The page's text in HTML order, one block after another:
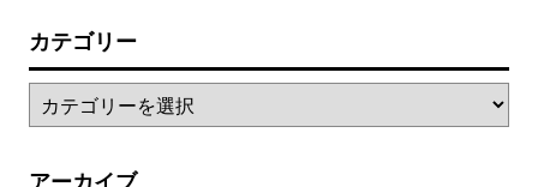
カテゴリー
アーカイブ